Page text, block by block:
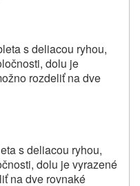
s deliacou ryhou,
dolu je
rozdeliť na dve
s deliacou ryhou,
dolu je vyrazené
na dve rovnaké